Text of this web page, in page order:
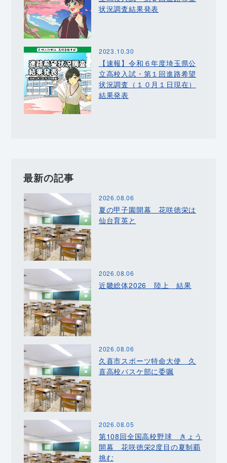
状況調査結果発表
2023.10.30
【速報】令和６年度埼玉県公
立高校入試・第１回進路希望
状況調査（１０月１日現在）
結果発表
最新の記事
2026.08.06
夏の甲子園開幕 花咲徳栄は
仙台育英と
2026.08.06
近畿総体2026 陸上 結果
2026.08.06
久喜市スポーツ特命大使 久
喜高校バスケ部に委嘱
2026.08.05
第108回全国高校野球 きょう
開幕 花咲徳栄2度目の夏制覇
挑む